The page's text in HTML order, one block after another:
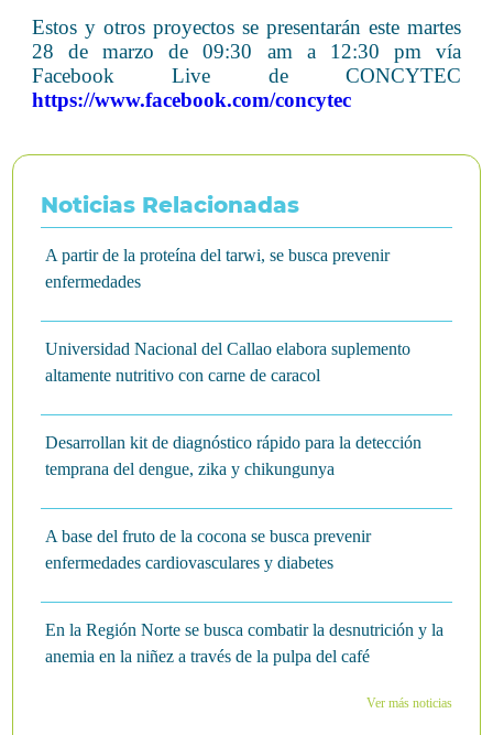
Estos y otros proyectos se presentarán este martes
28 de marzo de 09:30 am a 12:30 pm vía
Facebook Live de CONCYTEC
https://www.facebook.com/concytec
Noticias Relacionadas
A partir de la proteína del tarwi, se busca prevenir
enfermedades
Universidad Nacional del Callao elabora suplemento
altamente nutritivo con carne de caracol
Desarrollan kit de diagnóstico rápido para la detección
temprana del dengue, zika y chikungunya
A base del fruto de la cocona se busca prevenir
enfermedades cardiovasculares y diabetes
En la Región Norte se busca combatir la desnutrición y la
anemia en la niñez a través de la pulpa del café
Ver más noticias